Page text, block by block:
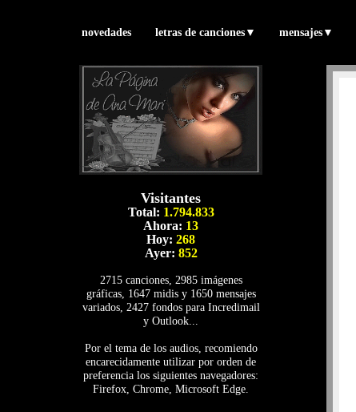
novedades letras de canciones▼ mensajes▼
Visitantes
Total: 1.794.833
Ahora: 13
Hoy:268
Ayer: 852
2715 canciones, 2985 imágenes
gráficas, 1647 midis y 1650 mensajes
variados, 2427 fondos para Incredimail
y Outlook...
Por el tema de los audios, recomiendo
encarecidamente utilizar por orden de
preferencia los siguientes navegadores:
Firefox, Chrome, Microsoft Edge.